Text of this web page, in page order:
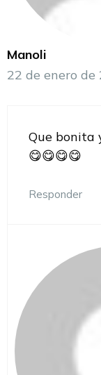
Manoli
22 de enero de
Que bonita
😋😋😋😋
Responder